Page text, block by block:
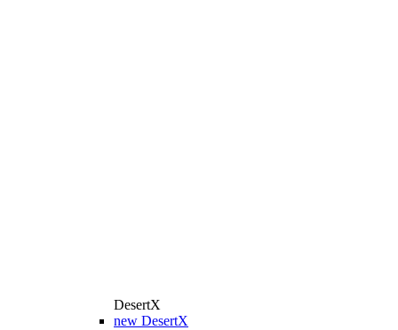
DesertX
new DesertX